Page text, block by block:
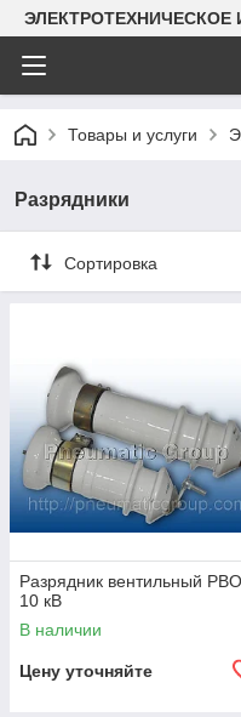
Товары и услуги
Разрядники
Сортировка
Разрядник вентильный РВО
10 кВ
В наличии
Цену уточняйте